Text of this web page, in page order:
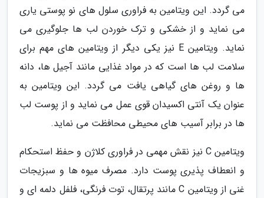
می گردد. این ویتامین به فراوری سلول های نو پوستی یاری
می نماید و از خشکی و ترک خوردن لب ها جلوگیری می
نماید. ویتامین E نیز یکی دیگر از ویتامین های مهم برای
سلامت لب ها است که در مواد غذایی مانند آجیل ها، دانه
ها و روغن های گیاهی یافت می گردد. این ویتامین به
عنوان یک آنتی اکسیدان قوی عمل می نماید و از پوست لب
ها در برابر آسیب های محیطی محافظت می نماید.
ویتامین C نیز نقش مهمی در فراوری کلاژن و حفظ استحکام
و انعطاف پذیری پوست دارد. مصرف میوه ها و سبزیجات
غنی از ویتامین C مانند پرتقال، توت فرنگی، فلفل دلمه ای و